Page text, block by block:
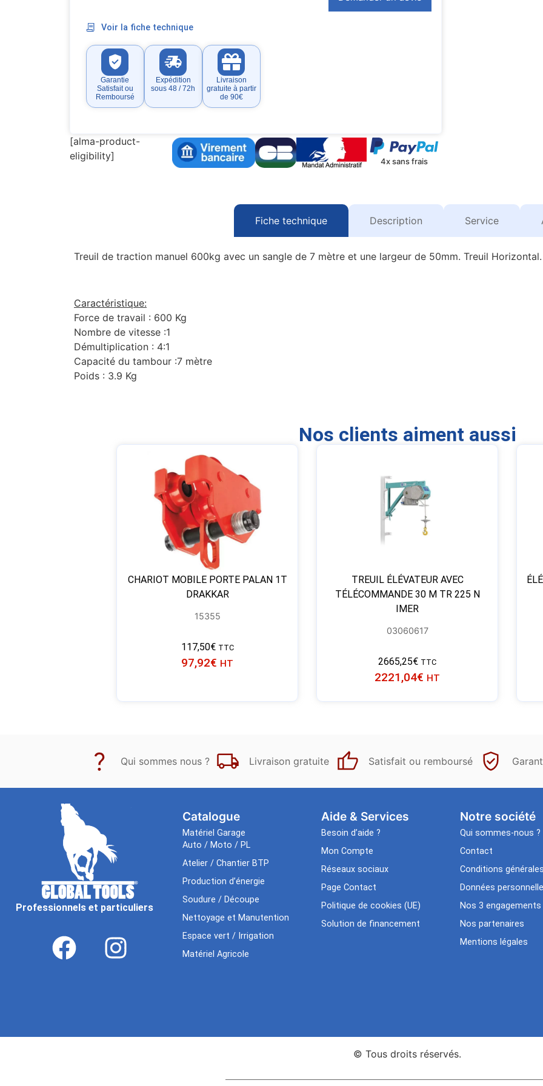
Voir la fiche technique
Garantie
Satisfait ou
Remboursé
Expédition
sous 48 / 72h
Livraison
gratuite à partir
de 90€
[alma-product-
eligibility]
4x sans frais
Fiche technique Description Service
Treuil de traction manuel 600kg avec un sangle de 7 mètre et une largeur de 50mm. Treuil Horizontal.
Caractéristique:
Force de travail : 600 Kg
Nombre de vitesse :1
Démultiplication : 4:1
Capacité du tambour :7 mètre
Poids : 3.9 Kg
Nos clients aiment aussi
CHARIOT MOBILE PORTE PALAN 1T
DRAKKAR
15355
117,50€ TTC
97,92€ HT
TREUIL ÉLÉVATEUR AVEC
TÉLÉCOMMANDE 30 M TR 225 N
IMER
03060617
2665,25€ TTC
2221,04€ HT
Qui sommes nous ? Livraison gratuite Satisfait ou remboursé
Professionnels et particuliers
Catalogue
Matériel Garage
Auto / Moto / PL
Atelier / Chantier BTP
Production d’énergie
Soudure / Découpe
Nettoyage et Manutention
Espace vert / Irrigation
Matériel Agricole
Aide & Services​
Besoin d’aide ?
Mon Compte
Réseaux sociaux
Page Contact
Politique de cookies (UE)
Solution de financement
Notre société
Qui sommes-nous ?
Contact
Conditions
Données
Nos 3 engagements
Nos partenaires
Mentions légales
© Tous droits réservés.